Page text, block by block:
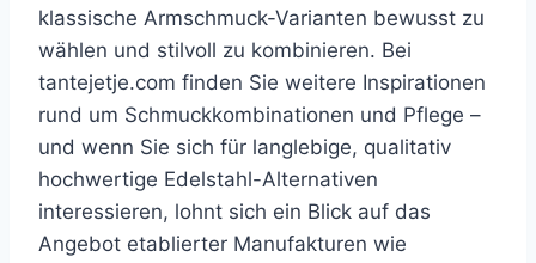
klassische Armschmuck-Varianten bewusst zu
wählen und stilvoll zu kombinieren. Bei
tantejetje.com finden Sie weitere Inspirationen
rund um Schmuckkombinationen und Pflege –
und wenn Sie sich für langlebige, qualitativ
hochwertige Edelstahl-Alternativen
interessieren, lohnt sich ein Blick auf das
Angebot etablierter Manufakturen wie